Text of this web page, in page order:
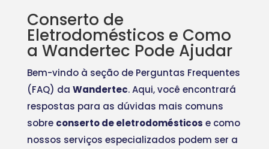
Conserto de
Eletrodomésticos e Como
a Wandertec Pode Ajudar
Bem-vindo à seção de Perguntas Frequentes
(FAQ) da Wandertec. Aqui, você encontrará
respostas para as dúvidas mais comuns
sobre conserto de eletrodomésticos e como
nossos serviços especializados podem ser a